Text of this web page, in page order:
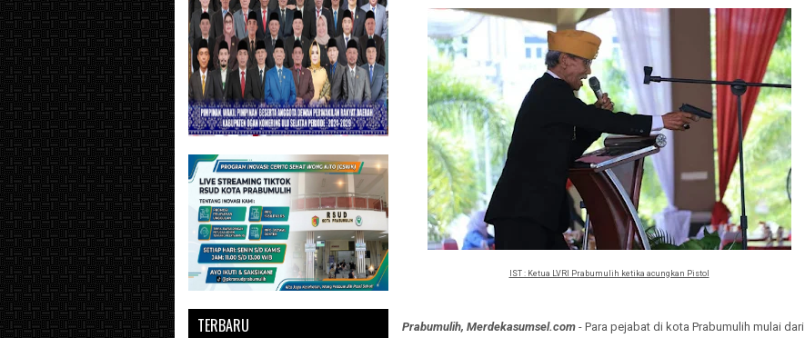
IST : Ketua LVRI Prabumulih ketika acungkan Pistol
Prabumulih, Merdekasumsel.com - Para pejabat di kota Prabumulih mulai dari
TERBARU